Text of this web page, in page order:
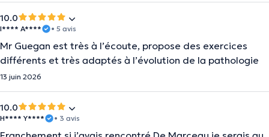
10.0
I**** A**** • 5 avis
Mr Guegan est très à l’écoute, propose des exercices
différents et très adaptés à l’évolution de la pathologie
13 juin 2026
10.0
H**** Y**** • 3 avis